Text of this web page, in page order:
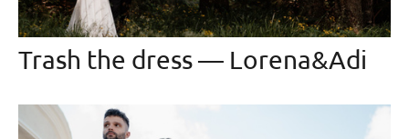
Trash the dress — Lorena&Adi